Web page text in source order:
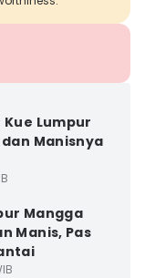
Lumpur
Manisnya
Mangga
Manis, Pas